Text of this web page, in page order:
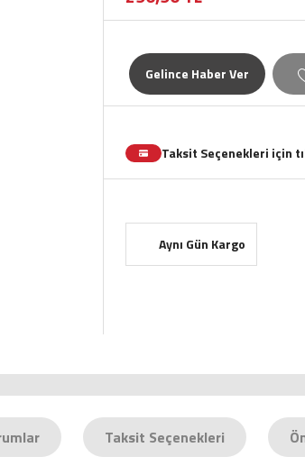
Gelince Haber Ver
Taksit Seçenekleri için
Aynı Gün Kargo
Taksit Seçenekleri